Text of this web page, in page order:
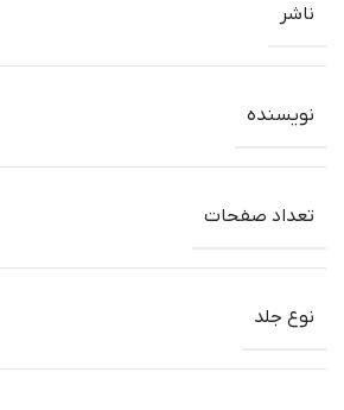
ناشر
نویسنده
تعداد صفحات
نوع جلد